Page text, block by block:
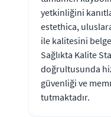
yetkinliğini
estethica,
ile kalitesini
Sağlıkta Kalite
doğrultusunda
güvenliği ve
tutmaktadır.